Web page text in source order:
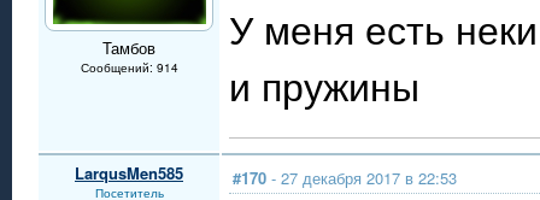
Тамбов
Сообщений: 914
У меня есть
и пружины
LarqusMen585
Посетитель
#170 - 27 декабря 2017 в 22:53